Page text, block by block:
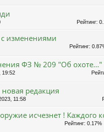
Рейтинг:
изменениями
Рейтинг:
ФЗ № 209 "Об охоте..."
19:52
редакция
11:58
исчезнет ! Каждого
Рейтинг: 0.17%